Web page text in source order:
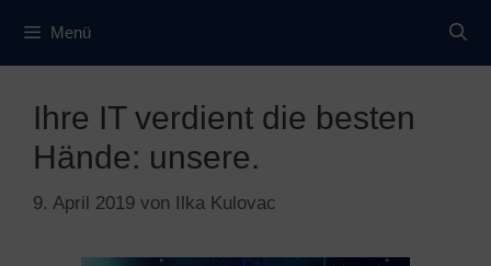
Inhalt
springen
Menü
Ihre IT verdient die besten
Hände: unsere.
9. April 2019 von Ilka Kulovac